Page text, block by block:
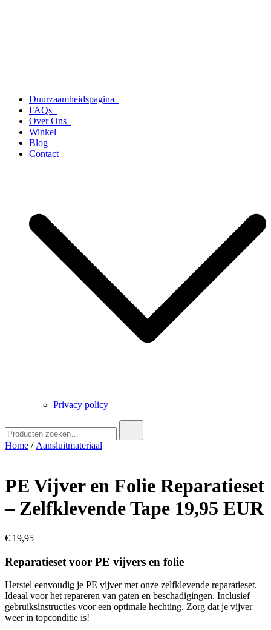
Duurzaamheidspagina
FAQs
Over Ons
Winkel
Blog
Contact
Privacy policy
naar:
Home / Aansluitmateriaal
PE Vijver en Folie Reparatieset
– Zelfklevende Tape 19,95 EUR
€ 19,95
Reparatieset voor PE vijvers en folie
Herstel eenvoudig je PE vijver met onze zelfklevende reparatieset.
Ideaal voor het repareren van gaten en beschadigingen. Inclusief
gebruiksinstructies voor een optimale hechting. Zorg dat je vijver
weer in topconditie is!